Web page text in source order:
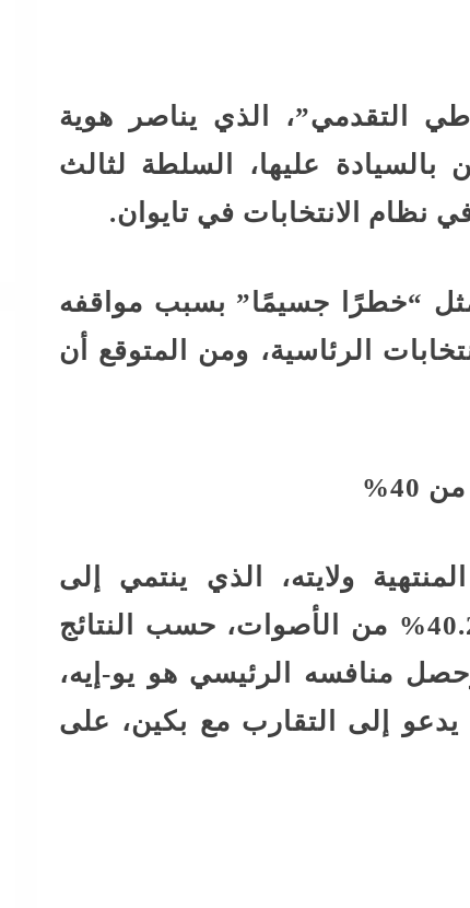
التقدمي”، الذي يناصر هوية
عليها، السلطة لثالث
نظام الانتخابات في تايوان.
“خطرًا جسيمًا” بسبب مواقفه
الرئاسية، ومن المتوقع أن
ولايته، الذي ينتمي إلى
“الحزب الديموقراطي التقدمي” على 40.2% من الأصوات، حسب النتائج
وحصل منافسه الرئيسي هو يو-إيه،
إلى التقارب مع بكين، على